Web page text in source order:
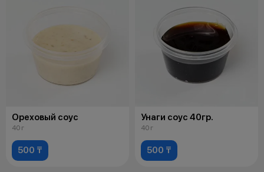
Ореховый соус
40 г
500 ₸
Унаги соус 40гр.
40 г
500 ₸